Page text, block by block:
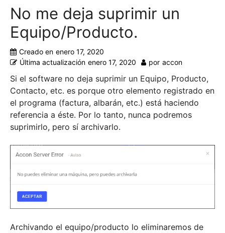
No me deja suprimir un
Equipo/Producto.
Creado en enero 17, 2020
Última actualización enero 17, 2020 por accon
Si el software no deja suprimir un Equipo, Producto,
Contacto, etc. es porque otro elemento registrado en
el programa (factura, albarán, etc.) está haciendo
referencia a éste. Por lo tanto, nunca podremos
suprimirlo, pero sí archivarlo.
Archivando el equipo/producto lo eliminaremos de